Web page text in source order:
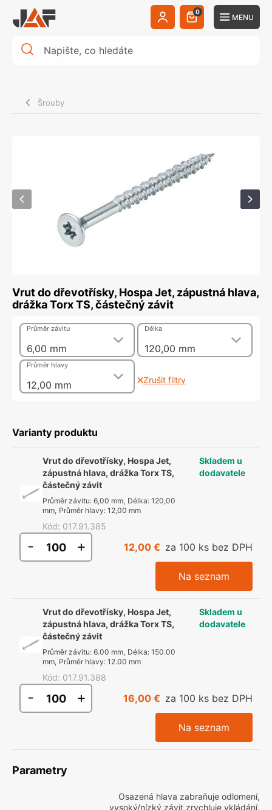
0
MENU
Šrouby
Vrut do dřevotřísky, Hospa Jet, zápustná hlava,
drážka Torx TS, částečný závit
6,00 mm
Průměr závitu
120,00 mm
Délka
12,00 mm
Průměr hlavy
Zrušit filtry
Varianty produktu
Vrut do dřevotřísky, Hospa Jet,
zápustná hlava, drážka Torx TS,
částečný závit
Průměr závitu:6,00 mm, Délka:120,00
mm, Průměr hlavy:12,00 mm
Kód: 017.91.385
Skladem u
dodavatele
- + 12,00 € za 100 ks bez DPH
Na seznam
Vrut do dřevotřísky, Hospa Jet,
zápustná hlava, drážka Torx TS,
částečný závit
Průměr závitu:6.00 mm, Délka:150.00
mm, Průměr hlavy:12.00 mm
Kód: 017.91.388
Skladem u
dodavatele
- + 16,00 € za 100 ks bez DPH
Na seznam
Parametry
Osazená hlava zabraňuje odlomení,
vysoký/nízký závit zrychluje vkládání,